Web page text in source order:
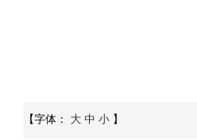
【字体： 大 中 小 】